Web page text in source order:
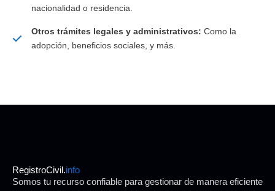
nacionalidad o residencia.
Otros trámites legales y administrativos: Como la
adopción, beneficios sociales, y más.
RegistroCivil.info
Somos tu recurso confiable para gestionar de manera eficiente